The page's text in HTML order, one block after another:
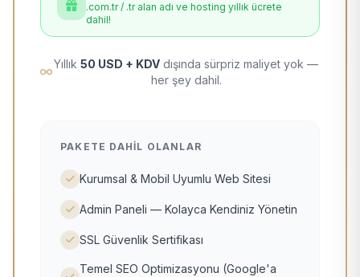
.com.tr / .tr alan adı ve hosting yıllık ücrete
dahil!
Yıllık 50 USD + KDV dışında sürpriz maliyet yok —
her şey dahil.
PAKETE DAHIL OLANLAR
Kurumsal & Mobil Uyumlu Web Sitesi
Admin Paneli — Kolayca Kendiniz Yönetin
SSL Güvenlik Sertifikası
Temel SEO Optimizasyonu (Google'a